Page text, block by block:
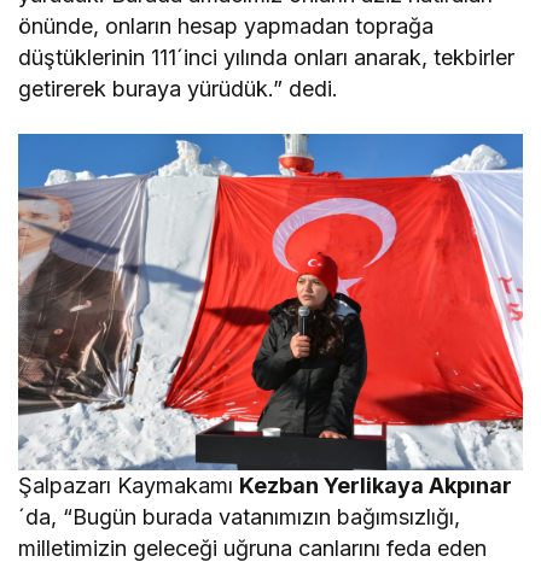
önünde, onların hesap yapmadan toprağa
düştüklerinin 111´inci yılında onları anarak, tekbirler
getirerek buraya yürüdük.” dedi.
Şalpazarı Kaymakamı Kezban Yerlikaya Akpınar
´da, “Bugün burada vatanımızın bağımsızlığı,
milletimizin geleceği uğruna canlarını feda eden